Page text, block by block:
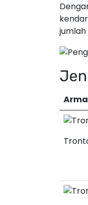
jumlah